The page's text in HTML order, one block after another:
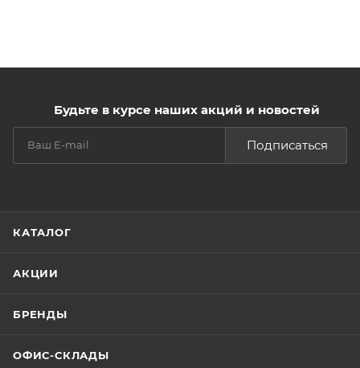
Будьте в курсе наших акций и новостей
Подписаться
КАТАЛОГ
АКЦИИ
БРЕНДЫ
ОФИС-СКЛАДЫ